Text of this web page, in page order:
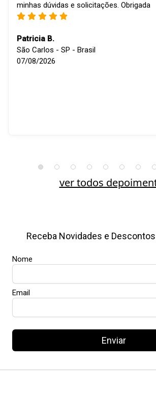
minhas dúvidas e solicitações. Obrigada
Patricia B.
São Carlos - SP - Brasil
07/08/2026
ver todos
Receba Novidades e
Nome
Email
Enviar